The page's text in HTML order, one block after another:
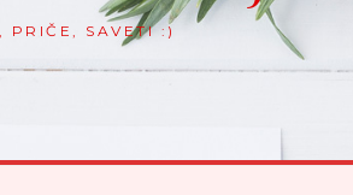
PRIČE, SAVETI :)